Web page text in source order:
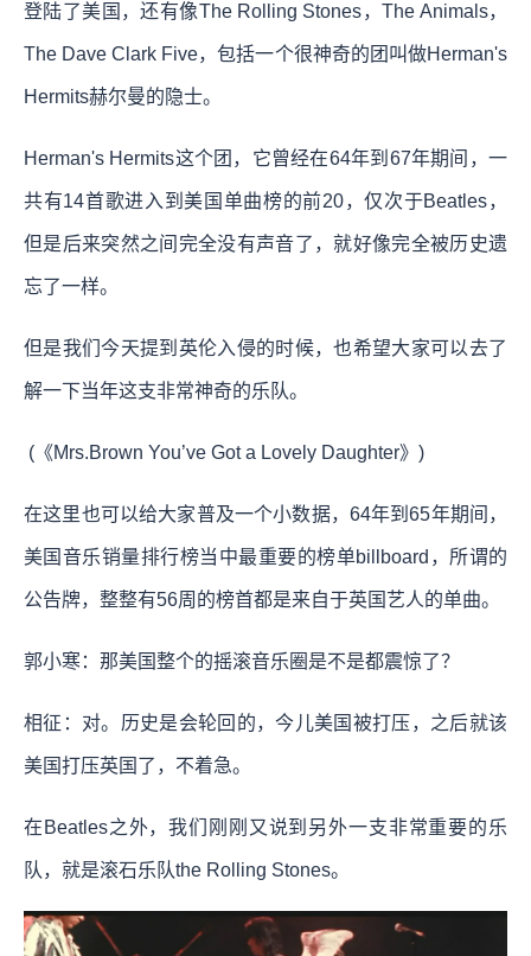
登陆了美国，还有像The Rolling Stones，The Animals，
The Dave Clark Five，包括一个很神奇的团叫做Herman's
Hermits赫尔曼的隐士。
Herman's Hermits这个团，它曾经在64年到67年期间，一
共有14首歌进入到美国单曲榜的前20，仅次于Beatles，
但是后来突然之间完全没有声音了，就好像完全被历史遗
忘了一样。
但是我们今天提到英伦入侵的时候，也希望大家可以去了
解一下当年这支非常神奇的乐队。
(《Mrs.Brown You’ve Got a Lovely Daughter》)
在这里也可以给大家普及一个小数据，64年到65年期间，
美国音乐销量排行榜当中最重要的榜单billboard，所谓的
公告牌，整整有56周的榜首都是来自于英国艺人的单曲。
郭小寒：那美国整个的摇滚音乐圈是不是都震惊了？
相征：对。历史是会轮回的，今儿美国被打压，之后就该
美国打压英国了，不着急。
在Beatles之外，我们刚刚又说到另外一支非常重要的乐
队，就是滚石乐队the Rolling Stones。